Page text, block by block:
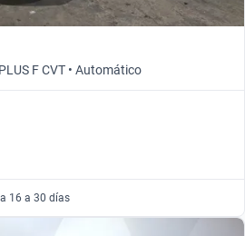
F CVT • Automático
16 a 30 días